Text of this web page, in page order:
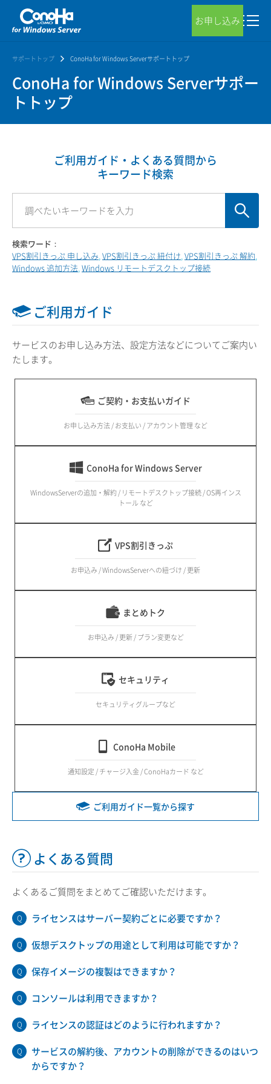
お申し込み
サポートトップ ConoHa for Windows Serverサポートトップ
ConoHa for Windows Serverサポー
トトップ
ご利用ガイド・よくある質問から
キーワード検索
検索ワード：
VPS割引きっぷ 申し込み VPS割引きっぷ 紐付け VPS割引きっぷ 解約
Windows 追加方法 Windows リモートデスクトップ接続
ご利用ガイド
サービスのお申し込み方法、設定方法などについてご案内い
たします。
ご契約・お支払いガイド
お申し込み方法 / お支払い / アカウント管理 など
ConoHa for Windows Server
WindowsServerの追加・解約 / リモートデスクトップ接続 / OS再インス
トール など
VPS割引きっぷ
お申込み / WindowsServerへの紐づけ / 更新
まとめトク
お申込み / 更新 / プラン変更など
セキュリティ
セキュリティグループなど
ConoHa Mobile
通知設定 / チャージ入金 / ConoHaカード など
ご利用ガイド一覧から探す
よくある質問
よくあるご質問をまとめてご確認いただけます。
ライセンスはサーバー契約ごとに必要ですか？
仮想デスクトップの用途として利用は可能ですか？
保存イメージの複製はできますか？
コンソールは利用できますか？
ライセンスの認証はどのように行われますか？
サービスの解約後、アカウントの削除ができるのはいつ
からですか？